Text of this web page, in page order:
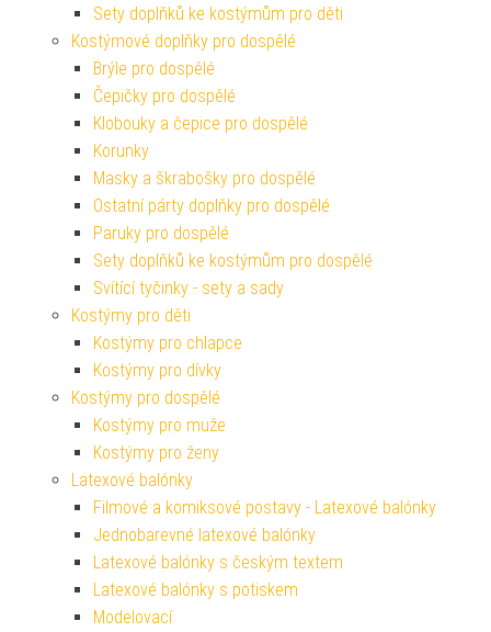
Sety doplňků ke kostýmům pro děti
Kostýmové doplňky pro dospělé
Brýle pro dospělé
Čepičky pro dospělé
Klobouky a čepice pro dospělé
Korunky
Masky a škrabošky pro dospělé
Ostatní párty doplňky pro dospělé
Paruky pro dospělé
Sety doplňků ke kostýmům pro dospělé
Svítící tyčinky - sety a sady
Kostýmy pro děti
Kostýmy pro chlapce
Kostýmy pro dívky
Kostýmy pro dospělé
Kostýmy pro muže
Kostýmy pro ženy
Latexové balónky
Filmové a komiksové postavy - Latexové balónky
Jednobarevné latexové balónky
Latexové balónky s českým textem
Latexové balónky s potiskem
Modelovací